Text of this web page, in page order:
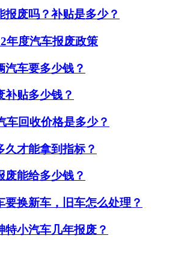
废吗？补贴是多少？
年度汽车报废政策
车要多少钱？
补贴多少钱？
车回收价格是多少？
才能拿到指标？
能给多少钱？
换新车，旧车怎么处理？
小汽车几年报废？